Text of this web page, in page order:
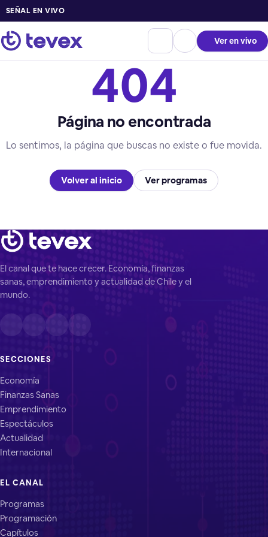
SEÑAL EN VIVO
Ver en vivo
404
Página no encontrada
Lo sentimos, la página que buscas no existe o fue movida.
Volver al inicio Ver programas
El canal que te hace crecer. Economía, finanzas
sanas, emprendimiento y actualidad de Chile y el
mundo.
SECCIONES
Economía
Finanzas Sanas
Emprendimiento
Espectáculos
Actualidad
Internacional
EL CANAL
Programas
Programación
Capítulos